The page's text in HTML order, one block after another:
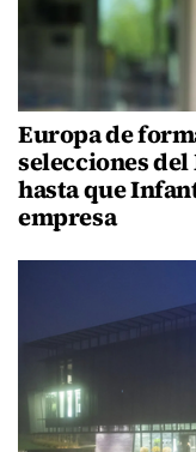
Europa de
selecciones
hasta que
empresa